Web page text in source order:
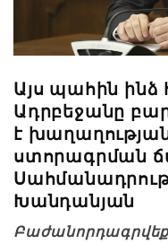
Այս պահին ինձ
Ադրբեջանը
է
ստորագրման
Խանդանյան
Բաժանորդագրվեք